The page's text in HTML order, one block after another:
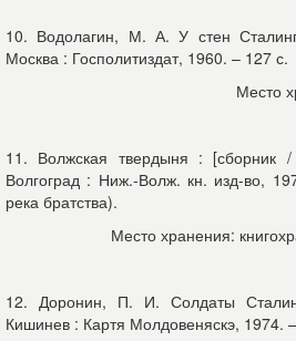
10. Водолагин, М. А. У стен
Москва : Госполитиздат, 1960. – 127 с.
Место
11. Волжская твердыня : [сборник
Волгоград : Ниж.-Волж. кн. изд-во,
река братства).
Место хранения:
12. Доронин, П. И. Солдаты
Кишинев : Картя Молдовеняскэ, 1974.